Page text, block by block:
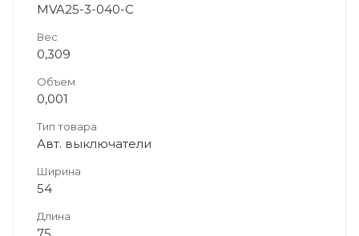
MVA25-3-040-C
Вес
0,309
Объем
0,001
Тип товара
Авт. выключатели
Ширина
54
Длина
75